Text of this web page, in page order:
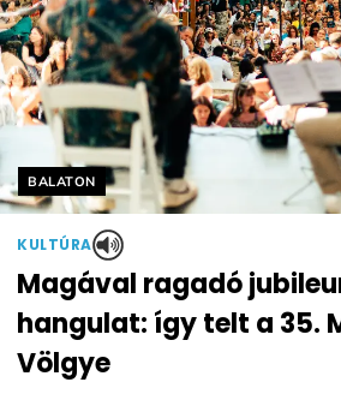
Helyszín címkék:
BALATON
KULTÚRA
Magával ragadó
hangulat: így telt a 35.
Völgye